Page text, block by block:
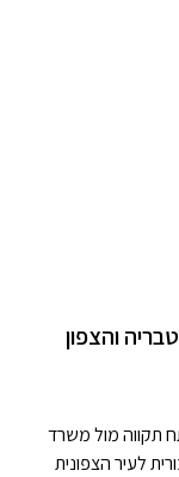
והצפון
תקווה מול משרד
לעיר הצפונית